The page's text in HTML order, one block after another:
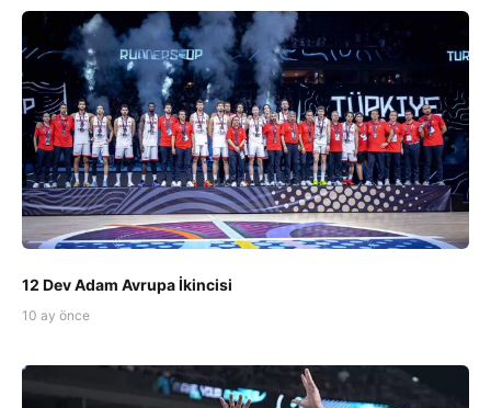
12 Dev Adam Avrupa İkincisi
10 ay önce